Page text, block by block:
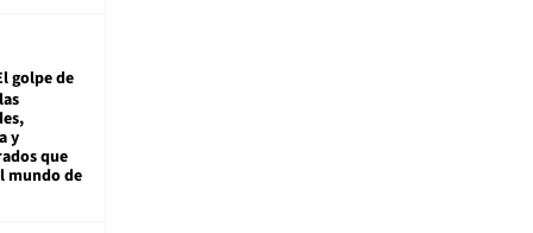
golpe de
y
que
mundo de